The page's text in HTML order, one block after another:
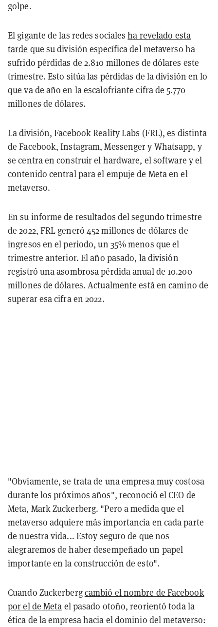
golpe.
El gigante de las redes socialesha revelado esta
tarde que su división específica del metaverso ha
sufrido pérdidas de 2.810 millones de dólares este
trimestre. Esto sitúa las pérdidas de la división en lo
que va de año en la escalofriante cifra de 5.770
millones de dólares.
La división, Facebook Reality Labs (FRL), es distinta
de Facebook, Instagram, Messenger y Whatsapp, y
se centra en construir el hardware, el software y el
contenido central para el empuje de Meta en el
metaverso.
En su informe de resultados del segundo trimestre
de 2022, FRL generó 452 millones de dólares de
ingresos en el periodo, un 35% menos que el
trimestre anterior. El año pasado, la división
registró una asombrosa pérdida anual de 10.200
millones de dólares. Actualmente está en camino de
superar esa cifra en 2022.
"Obviamente, se trata de una empresa muy costosa
durante los próximos años", reconoció el CEO de
Meta, Mark Zuckerberg. "Pero a medida que el
metaverso adquiere más importancia en cada parte
de nuestra vida... Estoy seguro de que nos
alegraremos de haber desempeñado un papel
importante en la construcción de esto".
Cuando Zuckerbergcambió el nombre de Facebook
por el de Meta el pasado otoño, reorientó toda la
ética de la empresa hacia el dominio del metaverso: